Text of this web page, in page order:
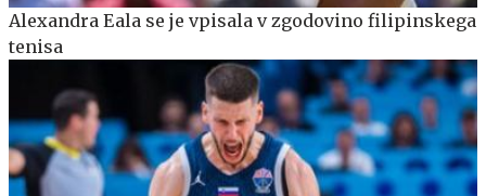
Alexandra Eala se je vpisala v zgodovino filipinskega
tenisa